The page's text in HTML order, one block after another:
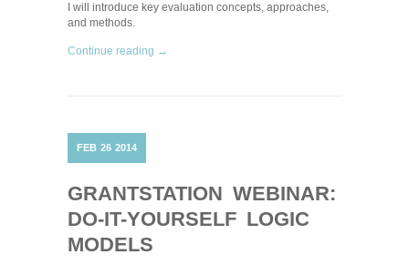
I will introduce key evaluation concepts, approaches,
and methods.
Continue reading →
FEB 26 2014
GRANTSTATION WEBINAR:
DO-IT-YOURSELF LOGIC
MODELS